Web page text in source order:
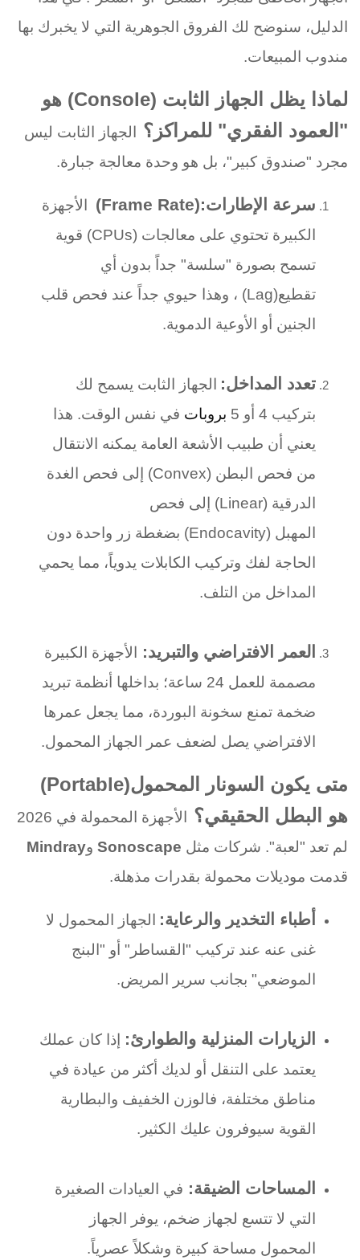
الدليل، سنوضح لك الفروق الجوهرية التي لا يخبرك بها
مندوب المبيعات.
لماذا يظل الجهاز الثابت (Console) هو
"العمود الفقري" للمراكز؟ الجهاز الثابت ليس
مجرد "صندوق كبير"، بل هو وحدة معالجة جبارة.
سرعة الإطارات(Frame Rate): الأجهزة
الكبيرة تحتوي على معالجات (CPUs) قوية
تسمح بصورة "سلسة" جداً بدون أي
تقطيع(Lag) ، وهذا حيوي جداً عند فحص قلب
الجنين أو الأوعية الدموية.
تعدد المداخل: الجهاز الثابت يسمح لك
بتركيب 4 أو 5
بروبات في نفس الوقت. هذا
يعني أن طبيب الأشعة العامة يمكنه الانتقال
من فحص البطن (Convex) إلى فحص الغدة
الدرقية (Linear) إلى فحص
المهبل (Endocavity) بضغطة زر واحدة دون
الحاجة لفك وتركيب الكابلات يدوياً، مما يحمي
المداخل من التلف.
العمر الافتراضي والتبريد: الأجهزة الكبيرة
مصممة للعمل 24 ساعة؛ بداخلها أنظمة تبريد
ضخمة تمنع سخونة البوردة، مما يجعل عمرها
الافتراضي يصل لضعف عمر الجهاز المحمول.
متى يكون السونار المحمول(Portable)
هو البطل الحقيقي؟
الأجهزة المحمولة في 2026
لم تعد "لعبة". شركات مثل Sonoscape وMindray
قدمت موديلات محمولة بقدرات مذهلة.
أطباء التخدير والرعاية: الجهاز المحمول لا
غنى عنه عند تركيب "القساطر" أو "البنج
الموضعي" بجانب سرير المريض.
الزيارات المنزلية والطوارئ: إذا كان عملك
يعتمد على التنقل أو لديك أكثر من عيادة في
مناطق مختلفة، فالوزن الخفيف والبطارية
القوية سيوفرون عليك الكثير .
المساحات الضيقة: في العيادات الصغيرة
التي لا تتسع لجهاز ضخم، يوفر الجهاز
المحمول مساحة كبيرة وشكلاً عصرياً.